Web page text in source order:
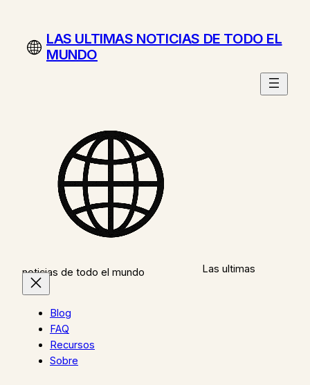
contenidoLAS ULTIMAS NOTICIAS DE TODO EL
MUNDO
Las ultimas
noticias de todo el mundo
Blog
FAQ
Recursos
Sobre